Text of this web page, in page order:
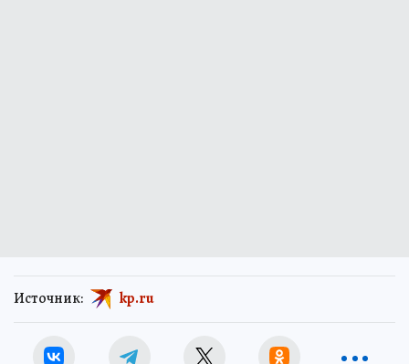
Источник: kp.ru